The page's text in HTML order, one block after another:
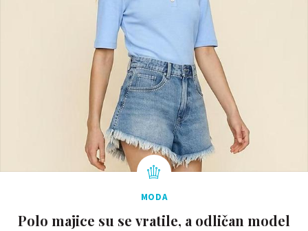
MODA
Polo majice su se vratile, a odličan model